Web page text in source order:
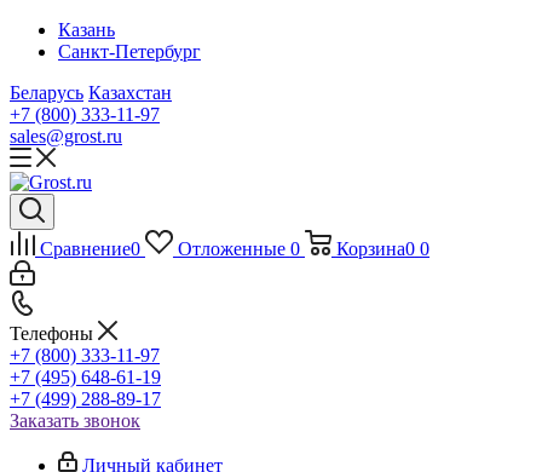
Казань
Санкт-Петербург
Беларусь Казахстан
+7 (800) 333-11-97
sales@grost.ru
Сравнение0 Отложенные 0 Корзина0 0
Телефоны
+7 (800) 333-11-97
+7 (495) 648-61-19
+7 (499) 288-89-17
Заказать звонок
Личный кабинет